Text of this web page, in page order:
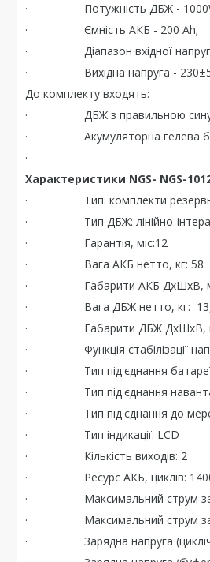
· Потужність ДБЖ -
· Ємність АКБ - 200 Ah;
· Діапазон вхідної напруги
· Вихідна напруга -
До комплекту входять:
· ДБЖ з правильною
· Акумуляторна гелева
·
Характеристики NGS- NGS-
· Тип: комплекти
· Тип ДБЖ: лінійно-
· Гарантія, міс:12
· Вага АКБ нетто, кг: 58
· Габарити АКБ ДхШхВ, мм:
· Вага ДБЖ нетто, кг:
· Габарити ДБЖ ДхШхВ, мм:
· Функція стабілізації
· Тип під'єднання батареї
· Тип під'єднання
· Тип під'єднання до
· Тип індикації: LCD
· Кількість виходів: 2
· Ресурс АКБ, циклів:
· Максимальний струм
· Максимальний струм
· Зарядна напруга